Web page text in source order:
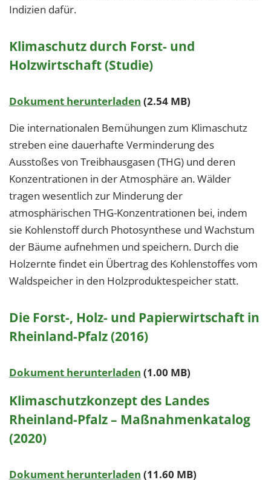
Indizien dafür.
Klimaschutz durch Forst- und
Holzwirtschaft (Studie)
Dokument herunterladen (2.54 MB)
Die internationalen Bemühungen zum Klimaschutz
streben eine dauerhafte Verminderung des
Ausstoßes von Treibhausgasen (THG) und deren
Konzentrationen in der Atmosphäre an. Wälder
tragen wesentlich zur Minderung der
atmosphärischen THG-Konzentrationen bei, indem
sie Kohlenstoff durch Photosynthese und Wachstum
der Bäume aufnehmen und speichern. Durch die
Holzernte findet ein Übertrag des Kohlenstoffes vom
Waldspeicher in den Holzproduktespeicher statt.
Die Forst-, Holz- und Papierwirtschaft in
Rheinland-Pfalz (2016)
Dokument herunterladen (1.00 MB)
Klimaschutzkonzept des Landes
Rheinland-Pfalz – Maßnahmenkatalog
(2020)
Dokument herunterladen (11.60 MB)
Cookie Laufzeit:
EXTERNE MEDIEN
Plattformen anzeigen zu können, werden von
YouTube
Vimeo